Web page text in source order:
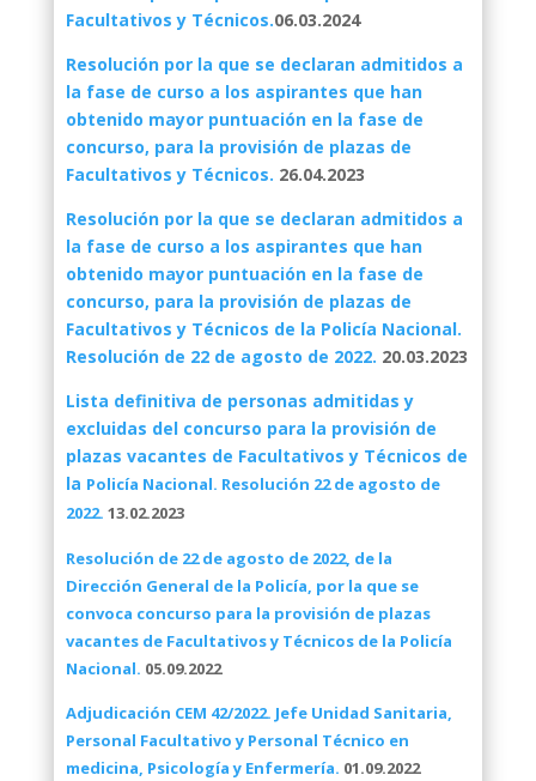
Facultativos y Técnicos.06.03.2024
Resolución por la que se declaran admitidos a
la fase de curso a los aspirantes que han
obtenido mayor puntuación en la fase de
concurso, para la provisión de plazas de
Facultativos y Técnicos. 26.04.2023
Resolución por la que se declaran admitidos a
la fase de curso a los aspirantes que han
obtenido mayor puntuación en la fase de
concurso, para la provisión de plazas de
Facultativos y Técnicos de la Policía Nacional.
Resolución de 22 de agosto de 2022. 20.03.2023
Lista definitiva de personas admitidas y
excluidas del concurso para la provisión de
plazas vacantes de Facultativos y Técnicos de
la Policía Nacional. Resolución 22 de agosto de
2022. 13.02.2023
Resolución de 22 de agosto de 2022, de la
Dirección General de la Policía, por la que se
convoca concurso para la provisión de plazas
vacantes de Facultativos y Técnicos de la Policía
Nacional. 05.09.2022
Adjudicación CEM 42/2022. Jefe Unidad Sanitaria,
Personal Facultativo y Personal Técnico en
medicina, Psicología y Enfermería. 01.09.2022